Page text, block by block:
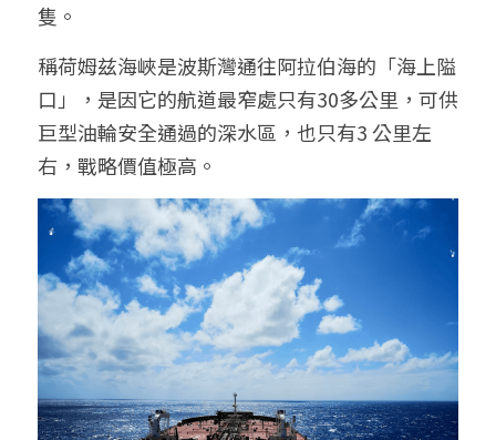
隻。
稱荷姆兹海峽是波斯灣通往阿拉伯海的「海上隘
口」，是因它的航道最窄處只有30多公里，可供
巨型油輪安全通過的深水區，也只有3 公里左
右，戰略價值極高。